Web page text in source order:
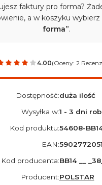
faktury pro forma?
a w koszyku wybierz
forma”.
4.00(Oceny: 2
Dostępność:duża ilość
Wysyłka w:1 - 3 dni
Kod produktu:54608-
EAN:
Kod producenta:BB14 __
Producent:POLSTAR